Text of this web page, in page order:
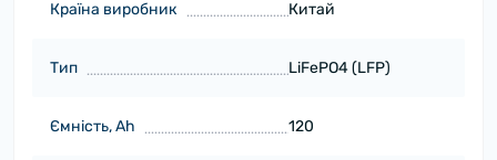
Країна виробник Китай
Тип LiFePO4 (LFP)
Ємність, Ah 120